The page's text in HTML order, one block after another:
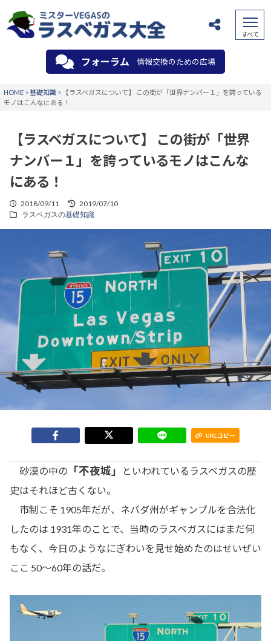
フォーラム 情報交換のための広場
HOME>基礎知識>
【ラスベガスについて】 この街が「世界ナンバー１」を誇っている
モノはこんなにある！
【ラスベガスについて】 この街が「世界
ナンバー１」を誇っているモノはこんな
にある！
2018/09/11
2019/07/10
ラスベガスの基礎知識
URLコピー
砂漠の中の 「不夜城」
といわれているラスベガスの歴
史はそれほど古くない。
市制こそ 1905年だが、ネバダ州がギャンブルを合法化
したのは 1931年のことで、当時のラスベガスにはまだ何
もなく、今日のようなにぎわいを見せ始めたのはせいぜい
ここ 50～60年の話だ。